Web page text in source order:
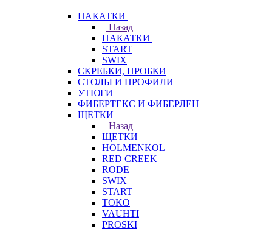
НАКАТКИ
Назад
НАКАТКИ
START
SWIX
СКРЕБКИ, ПРОБКИ
СТОЛЫ И ПРОФИЛИ
УТЮГИ
ФИБЕРТЕКС И ФИБЕРЛЕН
ЩЕТКИ
Назад
ЩЕТКИ
HOLMENKOL
RED CREEK
RODE
SWIX
START
TOKO
VAUHTI
PROSKI